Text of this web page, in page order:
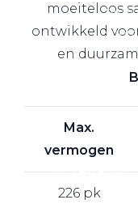
Zakelijk
moeiteloos
ontwikkeld
en
Max.
vermogen
226 pk